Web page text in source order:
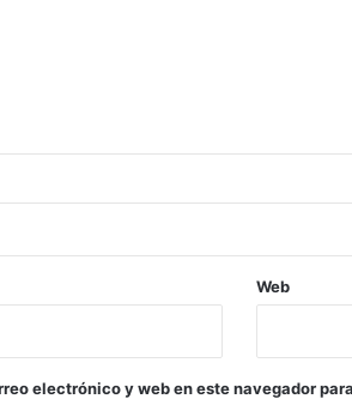
Web
electrónico y web en este navegador